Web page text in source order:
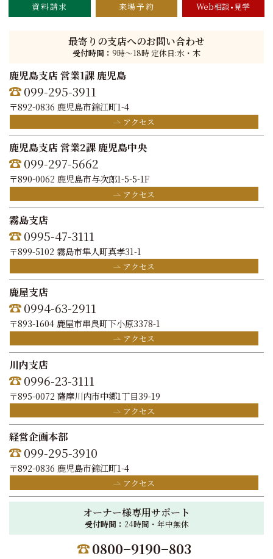
資料請求 来場予約 Web相談 見学
最寄りの支店へのお問い合わせ
受付時間： 9時〜18時 定休日:水・木
鹿児島支店 営業1課 鹿児島
099-295-3911
〒892-0836 鹿児島市錦江町1-4
アクセス
鹿児島支店 営業2課 鹿児島中央
099-297-5662
〒890-0062 鹿児島市与次郎1-5-5-1F
アクセス
霧島支店
0995-47-3111
〒899-5102 霧島市隼人町真孝31-1
アクセス
鹿屋支店
0994-63-2911
〒893-1604 鹿屋市串良町下小原3378-1
アクセス
川内支店
0996-23-3111
〒895-0072 薩摩川内市中郷1丁目39-19
アクセス
経営企画本部
099-295-3910
〒892-0836 鹿児島市錦江町1-4
アクセス
オーナー様専用サポート
受付時間： 24時間・年中無休
0800−9190−803